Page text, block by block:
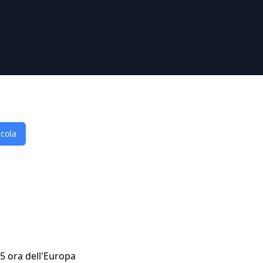
ora dell'Europa